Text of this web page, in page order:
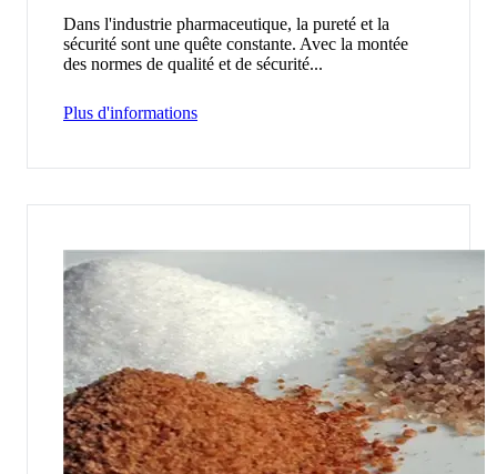
Dans l'industrie pharmaceutique, la pureté et la
sécurité sont une quête constante. Avec la montée
des normes de qualité et de sécurité...
Plus d'informations